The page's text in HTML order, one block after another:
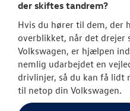
der skiftes tandrem?
Hvis du hører til dem, der
overblikket, når det drejer
Volkswagen, er hjælpen
nemlig udarbejdet en
drivlinjer, så du kan få lidt
til netop din Volkswagen.